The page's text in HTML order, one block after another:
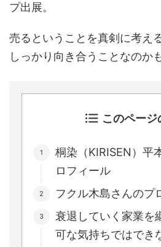
プ出展。
売るということを真剣に考え
しっかり向き合うことなのか
このページ
桐染（KIRISEN）平
ロフィール
フクル木島さんのプ
衰退していく家業を
可な気持ちではでき